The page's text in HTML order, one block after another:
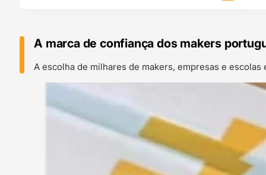
A marca de confiança dos makers
A escolha de milhares de makers, empresas e escolas